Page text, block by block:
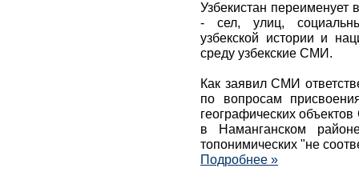
Узбекистан переименует
- сел, улиц,
узбекской истории и
среду узбекские СМИ.
Как заявил СМИ
по вопросам
географических
в Наманганском
топонимических "не
Подробнее »